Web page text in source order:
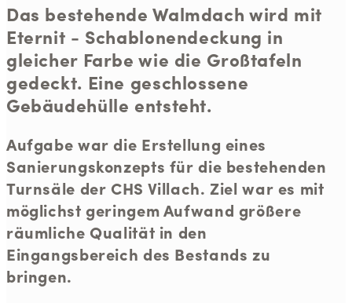
Das bestehende Walmdach wird mit
Eternit - Schablonendeckung in
gleicher Farbe wie die Großtafeln
gedeckt. Eine geschlossene
Gebäudehülle entsteht.
Aufgabe war die Erstellung eines
Sanierungskonzepts für die bestehenden
Turnsäle der CHS Villach. Ziel war es mit
möglichst geringem Aufwand größere
räumliche Qualität in den
Eingangsbereich des Bestands zu
bringen.